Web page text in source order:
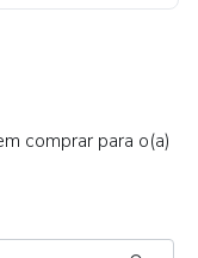
comprar para o(a)